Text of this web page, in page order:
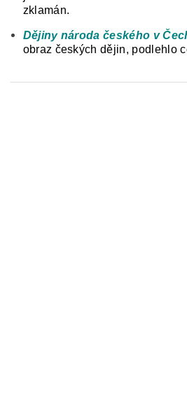
zklamán.
Dějiny národa českého v
obraz českých dějin, podlehlo